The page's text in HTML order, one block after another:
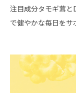
注目成分タモギ茸と
で健やかな毎日をサ